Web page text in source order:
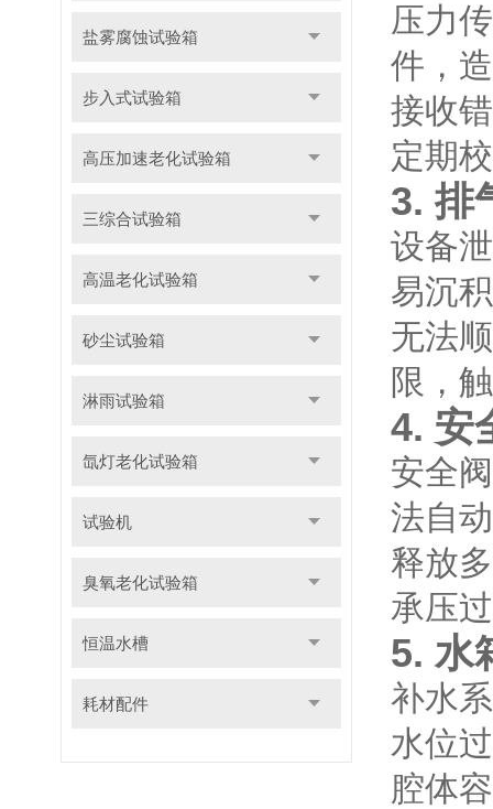
盐雾腐蚀试验箱
步入式试验箱
高压加速老化试验箱
三综合试验箱
高温老化试验箱
砂尘试验箱
淋雨试验箱
氙灯老化试验箱
试验机
臭氧老化试验箱
恒温水槽
耗材配件
压力
件，
接收
定期
3. 排
设备
易沉
无法
限，
4. 安
安全
法自
释放
承压
5. 水
补水
水位
腔体